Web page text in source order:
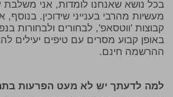
בכל נושא שאנחנו לומדות, אני משלבת
מעשיות מהרבי בענייני שידוכין.
קבוצות 'ווטסאפ', לבחורים ולבחורות
באופן קבוע מסרים עם טיפים יעילים
ההרשמה חינם.
למה לדעתך יש לא מעט הפרעות